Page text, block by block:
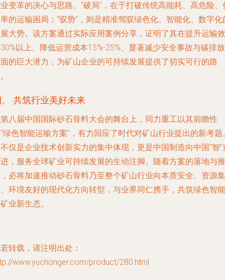
变革的决心与思路。“破局”，在于打破传统高能耗、高危险、
的运输困局；“驭势”，则是精准驾驭绿色化、智能化、数字化
大势。该方案通过实际应用案例分享，证明了其在提升运输效
以上、降低运营成本15%-25%、显著减少安全事故与碳排放
的巨大潜力，为矿山企业的可持续发展提供了切实可行的路
共筑行业美好未来
八届中国国际砂石骨料大会的舞台上，同力重工以其前瞻性
绿色智能运输方案”，有力回应了时代对矿山行业提出的新考题
仅是企业技术创新实力的集中体现，更是中国制造向中国“智”
，服务全球矿业可持续发展的生动注脚。随着方案的落地与推
必将加速推动砂石骨料乃至整个矿山行业向本质安全、资源集
环境友好的现代化方向转型，与业界同仁携手，共筑绿色智能
业新生态。
转载，请注明出处：
www.yuchonger.com/product/280.html